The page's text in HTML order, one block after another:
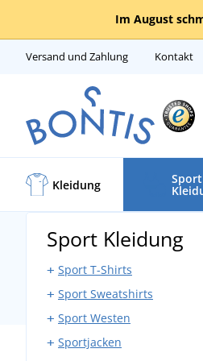
Im August
Versand und Zahlung Kontakt
Kleidung Sport
Sport Kleidung
Sport T-Shirts
Sport Tank Tops
Sport T-Shirts Ärmellos
Sport T-Shirts mit kurzen
Sport Sweatshirts
Sport Sweatshirts mit
Sport Westen
Softshell Sportwesten
Sportjacken